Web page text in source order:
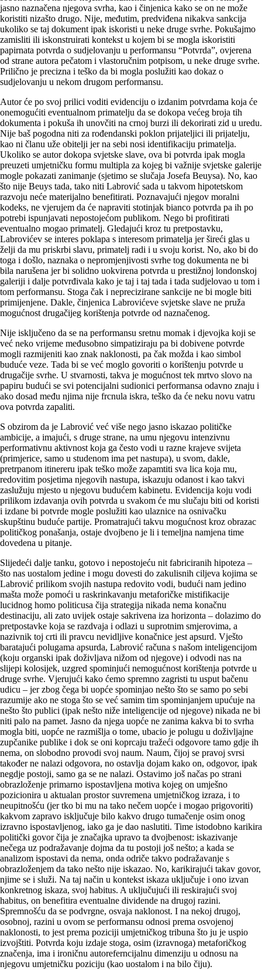
jasno naznačena njegova svrha, kao i činjenica kako se on ne može
koristiti nizašto drugo. Nije, međutim, predviđena nikakva sankcija
ukoliko se taj dokument ipak iskoristi u neke druge svrhe. Pokušajmo
zamisliti ili iskonstruirati kontekst u kojem bi se mogla iskoristiti
papirnata potvrda o sudjelovanju u performansu “Potvrda”, ovjerena
od strane autora pečatom i vlastoručnim potpisom, u neke druge svrhe.
Prilično je precizna i teško da bi mogla poslužiti kao dokaz o
sudjelovanju u nekom drugom performansu.
Autor će po svoj prilici voditi evidenciju o izdanim potvrdama koja će
onemogućiti eventualnom primatelju da se dokopa većeg broja tih
dokumenta i pokuša ih unovčiti na crnoj burzi ili dekorirati zid u uredu.
Nije baš pogodna niti za rođendanski poklon prijateljici ili prijatelju,
kao ni članu uže obitelji jer na sebi nosi identifikaciju primatelja.
Ukoliko se autor dokopa svjetske slave, ova bi potvrda ipak mogla
preuzeti umjetničku formu multipla za kojeg bi važnije svjetske galerije
mogle pokazati zanimanje (sjetimo se slučaja Josefa Beuysa). No, kao
što nije Beuys tada, tako niti Labrović sada u takvom hipotetskom
razvoju neće materijalno benefitirati. Poznavajući njegov moralni
kodeks, ne vjerujem da će napraviti stotinjak bianco potvrda pa ih po
potrebi ispunjavati nepostojećom publikom. Nego bi profitirati
eventualno mogao primatelj. Gledajući kroz tu pretpostavku,
Labrovićev se interes poklapa s interesom primatelja jer šireći glas u
želji da mu priskrbi slavu, primatelj radi i u svoju korist. No, ako bi do
toga i došlo, naznaka o nepromjenjivosti svrhe tog dokumenta ne bi
bila narušena jer bi solidno uokvirena potvrda u prestižnoj londonskoj
galeriji i dalje potvrđivala kako je taj i taj tada i tada sudjelovao u tom i
tom performansu. Stoga čak i neprecizirane sankcije ne bi mogle biti
primijenjene. Dakle, činjenica Labrovićeve svjetske slave ne pruža
mogućnost drugačijeg korištenja potvrde od naznačenog.
Nije isključeno da se na performansu sretnu momak i djevojka koji se
već neko vrijeme međusobno simpatiziraju pa bi dobivene potvrde
mogli razmijeniti kao znak naklonosti, pa čak možda i kao simbol
buduće veze. Tada bi se već moglo govoriti o korištenju potvrde u
drugačije svrhe. U stvarnosti, takva je mogućnost tek mrtvo slovo na
papiru budući se svi potencijalni sudionici performansa odavno znaju i
ako dosad među njima nije frcnula iskra, teško da će neku novu vatru
ova potvrda zapaliti.
S obzirom da je Labrović već više nego jasno iskazao političke
ambicije, a imajući, s druge strane, na umu njegovu intenzivnu
performativnu aktivnost koja ga često vodi u razne krajeve svijeta
(primjerice, samo u studenom ima pet nastupa), u svom, dakle,
pretrpanom itinereru ipak teško može zapamtiti sva lica koja mu,
redovitim posjetima njegovih nastupa, iskazuju odanost i kao takvi
zaslužuju mjesto u njegovu budućem kabinetu. Evidencija koju vodi
prilikom izdavanja ovih potvrda u svakom će mu slučaju biti od koristi
i izdane bi potvrde mogle poslužiti kao ulaznice na osnivačku
skupštinu buduće partije. Promatrajući takvu mogućnost kroz obrazac
političkog ponašanja, ostaje dvojbeno je li i temeljna namjena time
dovedena u pitanje.
Slijedeći dalje tanku, gotovo i nepostojeću nit fabriciranih hipoteza –
što nas uostalom jedine i mogu dovesti do zakulisnih ciljeva kojima se
Labrović prilikom svojih nastupa redovito vodi, budući nam jedino
mašta može pomoći u raskrinkavanju metaforičke mistifikacije
lucidnog homo politicusa čija strategija nikada nema konačnu
destinaciju, ali zato uvijek ostaje sakrivena iza horizonta – dolazimo do
pretpostavke koja se razdvaja i odlazi u suprotnim smjerovima, a
nazivnik toj crti ili pravcu nevidljive konačnice jest apsurd. Vješto
baratajući polugama apsurda, Labrović računa s našom inteligencijom
(koju organski ipak doživljava nižom od njegove) i odvodi nas na
slijepi kolosijek, uzgred spominjući nemogućnost korištenja potvrde u
druge svrhe. Vjerujući kako ćemo spremno zagristi tu usput bačenu
udicu – jer zbog čega bi uopće spominjao nešto što se samo po sebi
razumije ako ne stoga što se već samim tim spominjanjem upućuje na
nešto što publici (ipak nešto niže inteligencije od njegove) nikada ne bi
niti palo na pamet. Jasno da njega uopće ne zanima kakva bi to svrha
mogla biti, uopće ne razmišlja o tome, ubacio je polugu u doživljajne
zupčanike publike i dok se oni koprcaju tražeći odgovore tamo gdje ih
nema, on slobodno provodi svoj naum. Naum, čijoj se pravoj svrsi
također ne nalazi odgovora, no ostavlja dojam kako on, odgovor, ipak
negdje postoji, samo ga se ne nalazi. Ostavimo još načas po strani
obrazloženje primarno ispostavljena motiva kojeg on umješno
pozicionira u aktualan prostor suvremena umjetničkog izraza, i to
neupitnošću (jer tko bi mu na tako nečem uopće i mogao prigovoriti)
kakvom zapravo isključuje bilo kakvo drugo tumačenje osim onog
izravno ispostavljenog, iako ga je dao naslutiti. Time istodobno karikira
politički govor čija je značajka upravo ta dvojbenost: iskazivanje
nečega uz podražavanje dojma da tu postoji još nešto; a kada se
analizom ispostavi da nema, onda odriče takvo podražavanje s
obrazloženjem da tako nešto nije iskazao. No, karikirajući takav govor,
njime se i služi. Na taj način u kontekst iskaza uključuje i ono izvan
konkretnog iskaza, svoj habitus. A uključujući ili reskirajući svoj
habitus, on benefitira eventualne dividende na drugoj razini.
Spremnošću da se podvrgne, osvaja naklonost. I na nekoj drugoj,
osobnoj, razini u ovom se performansu odnosi prema osvojenoj
naklonosti, to jest prema poziciji umjetničkog tribuna što ju je uspio
izvojštiti. Potvrda koju izdaje stoga, osim (izravnoga) metaforičkog
značenja, ima i ironičnu autoreferncijalnu dimenziju u odnosu na
njegovu umjetničku poziciju (kao uostalom i na bilo čiju).